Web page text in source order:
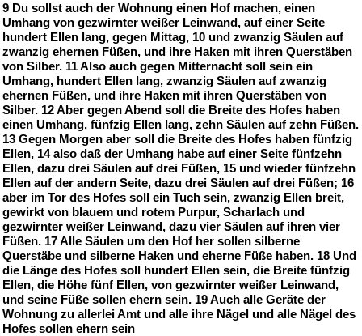
9 Du sollst auch der Wohnung einen Hof machen, einen
Umhang von gezwirnter weißer Leinwand, auf einer Seite
hundert Ellen lang, gegen Mittag, 10 und zwanzig Säulen auf
zwanzig ehernen Füßen, und ihre Haken mit ihren Querstäben
von Silber. 11 Also auch gegen Mitternacht soll sein ein
Umhang, hundert Ellen lang, zwanzig Säulen auf zwanzig
ehernen Füßen, und ihre Haken mit ihren Querstäben von
Silber. 12 Aber gegen Abend soll die Breite des Hofes haben
einen Umhang, fünfzig Ellen lang, zehn Säulen auf zehn Füßen.
13 Gegen Morgen aber soll die Breite des Hofes haben fünfzig
Ellen, 14 also daß der Umhang habe auf einer Seite fünfzehn
Ellen, dazu drei Säulen auf drei Füßen, 15 und wieder fünfzehn
Ellen auf der andern Seite, dazu drei Säulen auf drei Füßen; 16
aber im Tor des Hofes soll ein Tuch sein, zwanzig Ellen breit,
gewirkt von blauem und rotem Purpur, Scharlach und
gezwirnter weißer Leinwand, dazu vier Säulen auf ihren vier
Füßen. 17 Alle Säulen um den Hof her sollen silberne
Querstäbe und silberne Haken und eherne Füße haben. 18 Und
die Länge des Hofes soll hundert Ellen sein, die Breite fünfzig
Ellen, die Höhe fünf Ellen, von gezwirnter weißer Leinwand,
und seine Füße sollen ehern sein. 19 Auch alle Geräte der
Wohnung zu allerlei Amt und alle ihre Nägel und alle Nägel des
Hofes sollen ehern sein